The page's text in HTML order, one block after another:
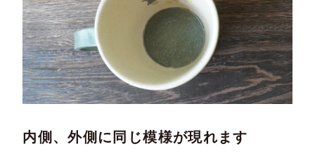
内側、外側に同じ模様が現れます